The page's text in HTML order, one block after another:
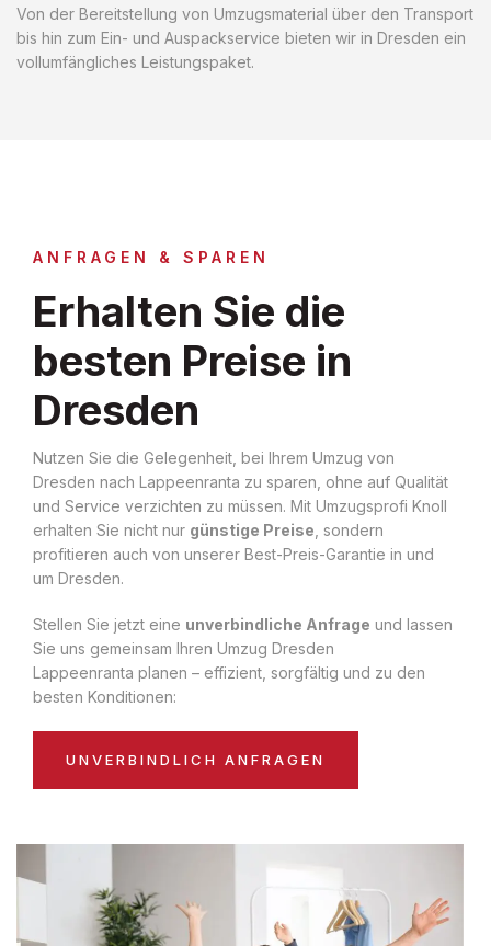
Von der Bereitstellung von Umzugsmaterial über den Transport
bis hin zum Ein- und Auspackservice bieten wir in Dresden ein
vollumfängliches Leistungspaket.
ANFRAGEN & SPAREN
Erhalten Sie die
besten Preise in
Dresden
Nutzen Sie die Gelegenheit, bei Ihrem Umzug von
Dresden nach Lappeenranta zu sparen, ohne auf Qualität
und Service verzichten zu müssen. Mit Umzugsprofi Knoll
erhalten Sie nicht nur günstige Preise , sondern
profitieren auch von unserer Best-Preis-Garantie in und
um Dresden.
Stellen Sie jetzt eine unverbindliche Anfrage und lassen
Sie uns gemeinsam Ihren Umzug Dresden
Lappeenranta planen – effizient, sorgfältig und zu den
besten Konditionen:
UNVERBINDLICH ANFRAGEN